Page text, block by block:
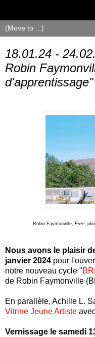
18.01.24 -
Robin
d'apprentissage"
Robin Faymonville, Free ,
Nous avons le plaisir
janvier 2024 pour
notre nouveau cycle "
de Robin Faymonville
En parallèle, Achille L.
Vitrine Jeune Artiste
Vernissage le samedi